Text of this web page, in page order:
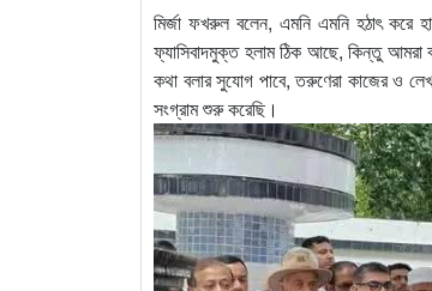
মির্জা ফখরুল বলেন, এমনি এমনি হঠাৎ করে
ফ্যাসিবাদমুক্ত হলাম ঠিক আছে, কিন্তু আমরা
কথা বলার সুযোগ পাবে, তরুণেরা কাজের ও
সংগ্রাম শুরু করেছি।